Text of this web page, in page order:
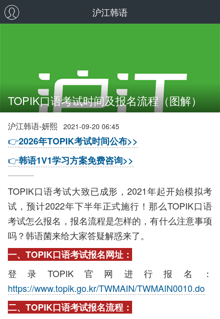
沪江韩语
TOPIK口语考试时间及报名流程（图解）
沪江韩语-妍熙 2021-09-20 06:45
👉2026年TOPIK考试时间公布>>
👉韩语1V1学习方案免费咨询>>
TOPIK口语考试大致已成形，2021年起开始模拟考
试，预计2022年下半年正式施行！那么TOPIK口语
考试怎么报名，报名流程是怎样的，有什么注意事项
吗？韩语菌来给大家答疑解惑来了。
一、TOPIK口语考试报名网址：
登录TOPIK官网进行报名：
https://www.topik.go.kr/TWMAIN/TWMAIN0010.do
二、TOPIK口语考试报名流程：